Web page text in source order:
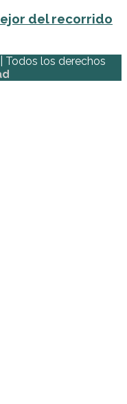
del recorrido
Todos los derechos